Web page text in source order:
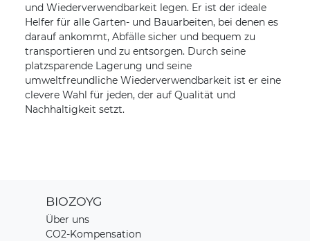
und Wiederverwendbarkeit legen. Er ist der ideale
Helfer für alle Garten- und Bauarbeiten, bei denen es
darauf ankommt, Abfälle sicher und bequem zu
transportieren und zu entsorgen. Durch seine
platzsparende Lagerung und seine
umweltfreundliche Wiederverwendbarkeit ist er eine
clevere Wahl für jeden, der auf Qualität und
Nachhaltigkeit setzt.
BIOZOYG
Über uns
CO2-Kompensation